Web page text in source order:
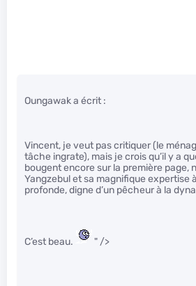
Oungawak a écrit :
Vincent, je veut pas critiquer (le
tâche ingrate), mais je crois qu’il y a
bougent encore sur la première page,
Yangzebul et sa magnifique expertise
profonde, digne d’un pêcheur à la
C’est beau. " />